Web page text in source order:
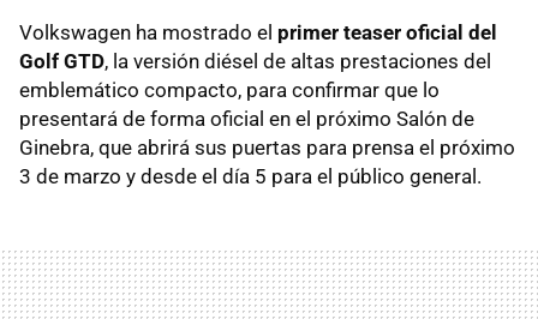
Volkswagen ha mostrado el primer teaser oficial del
Golf GTD, la versión diésel de altas prestaciones del
emblemático compacto, para confirmar que lo
presentará de forma oficial en el próximo Salón de
Ginebra, que abrirá sus puertas para prensa el próximo
3 de marzo y desde el día 5 para el público general.